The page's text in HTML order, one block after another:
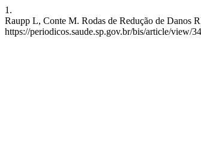
1.
Raupp L, Conte M. Rodas de Redução de Danos
https://periodicos.saude.sp.gov.br/bis/article/view/